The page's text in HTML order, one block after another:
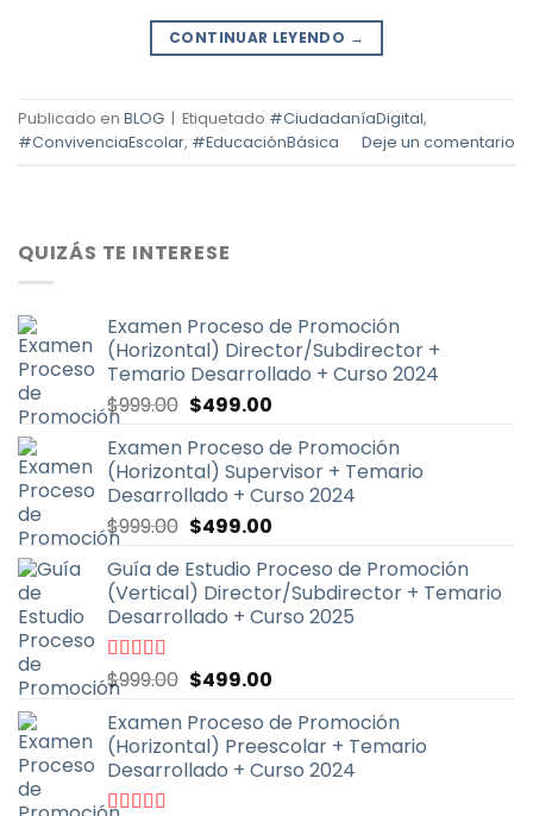
CONTINUAR LEYENDO →
Publicado en BLOG | Etiquetado #CiudadaníaDigital,
#ConvivenciaEscolar, #EducaciónBásica Deje un comentario
QUIZÁS TE INTERESE
Examen Proceso de Promoción
(Horizontal) Director/Subdirector +
Temario Desarrollado + Curso 2024
$999.00 El
original
era:
$999.00.
$499.00El
actual
es:
$499.00.
Examen Proceso de Promoción
(Horizontal) Supervisor + Temario
Desarrollado + Curso 2024
$999.00 El
original
era:
$999.00.
$499.00El
actual
es:
$499.00.
Guía de Estudio Proceso de Promoción
(Vertical) Director/Subdirector + Temario
Desarrollado + Curso 2025
Valorado
con
5
$999.00 El
original
era:
$999.00.
$499.00El
actual
es:
$499.00.
Examen Proceso de Promoción
(Horizontal) Preescolar + Temario
Desarrollado + Curso 2024